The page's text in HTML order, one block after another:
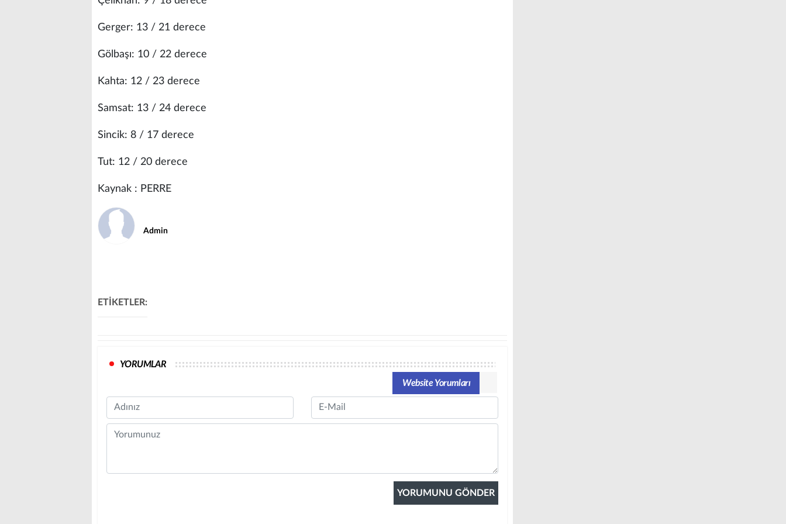
Gerger: 13 / 21 derece
Gölbaşı: 10 / 22 derece
Kahta: 12 / 23 derece
Samsat: 13 / 24 derece
Sincik: 8 / 17 derece
Tut: 12 / 20 derece
Kaynak : PERRE
Admin
ETİKETLER:
YORUMLAR
Website Yorumları
Name Email
Comment